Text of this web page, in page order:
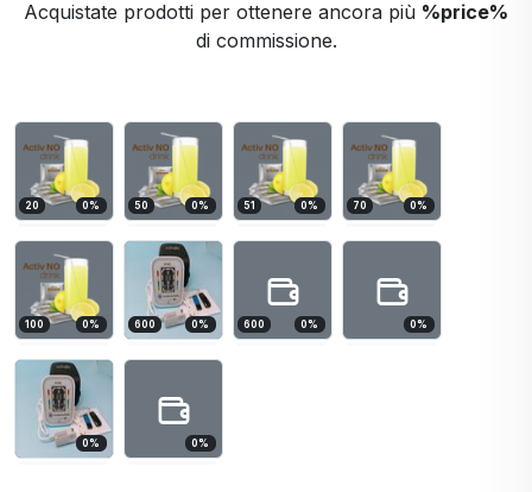
Acquistate prodotti per ottenere ancora più %price%
di commissione.
20 0% 50 0% 51 0% 70 0%
100 0% 600 0% 600 0% 0%
0% 0%